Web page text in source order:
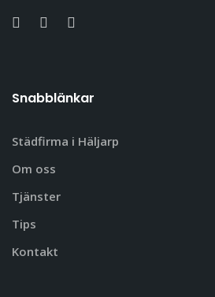
Snabblänkar
Städfirma i Häljarp
Om oss
Tjänster
Tips
Kontakt